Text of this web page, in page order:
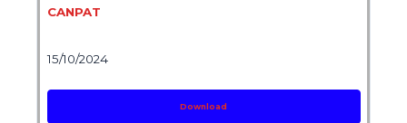
CANPAT
15/10/2024
Download